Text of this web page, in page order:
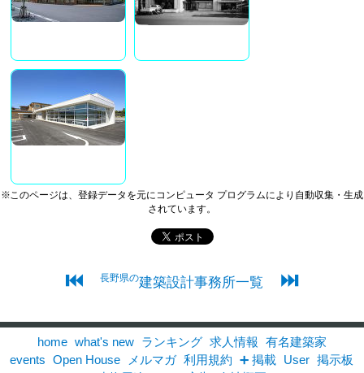
※このページは、登録データを元にコンピュータ プログラムにより自動収集・生成
されています。
⏮ 長野県の建築設計事務所一覧 ⏭
home what's new ランキング 求人情報 有名建築家
events
Open House メルマガ 利用規約 ➕ 掲載 User 掲示板